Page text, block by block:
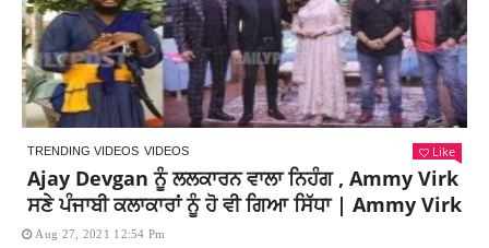
TRENDING VIDEOS VIDEOS Like
Ajay Devgan ਨੂੰ ਲਲਕਾਰਨ ਵਾਲਾ ਨਿਹੰਗ , Ammy Virk
ਸਣੇ ਪੰਜਾਬੀ ਕਲਾਕਾਰਾਂ ਨੂੰ ਹੋ ਵੀ ਗਿਆ ਸਿੱਧਾ | Ammy Virk
Aug 27, 2021 12:54 Pm